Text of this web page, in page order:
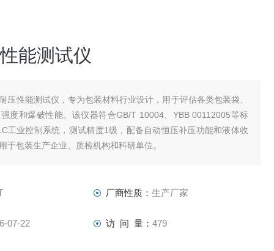
能测试仪
压性能测试仪，专为包装材料行业设计，用于评估各类包装袋、
度和爆破性能。该仪器符合GB/T 10004、YBB 00112005等标
工业控制系统，测试精度1级，配备自动恒压补压功能和液体收
于包装生产企业、质检机构和科研单位。
厂商性质： 生产厂家
07-22 访 问 量： 479